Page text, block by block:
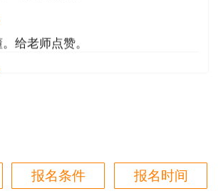
给老师点赞。
！
报名条件 报名时间